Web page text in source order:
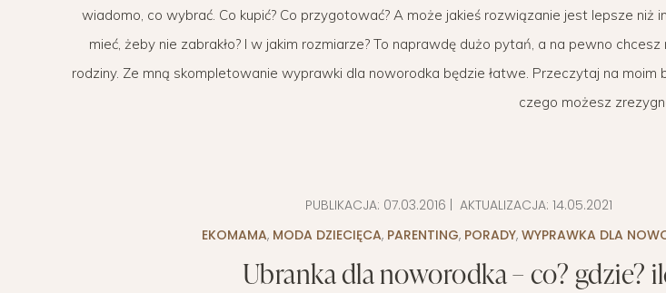
POKÓJ DZIECIĘCY
PORADY DLA RODZICÓW
WAKACJE Z DZIEĆMI
WYPRAWKA
ROZWÓJ
URODA
wiadomo, co wybrać. Co kupić? Co przygotować? A może jakieś rozwiązanie jest lepsze
mieć, żeby nie zabrakło? I w jakim rozmiarze? To naprawdę dużo pytań, a na pewno
rodziny. Ze mną skompletowanie wyprawki dla noworodka będzie łatwe. Przeczytaj na
czego możesz
PUBLIKACJA: 07.03.2016 | AKTUALIZACJA: 14.05.2021
EKOMAMA, MODA DZIECIĘCA, PARENTING, PORADY, WYPRAWKA DLA
Ubranka dla noworodka – co? gdzie?